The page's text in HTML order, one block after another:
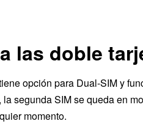
las doble
opción para Dual-SIM y
segunda SIM se queda en
momento.